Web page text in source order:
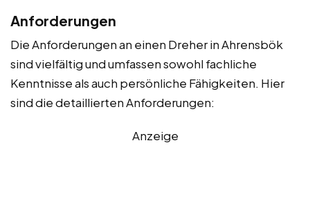
Anforderungen
Die Anforderungen an einen Dreher in Ahrensbök
sind vielfältig und umfassen sowohl fachliche
Kenntnisse als auch persönliche Fähigkeiten. Hier
sind die detaillierten Anforderungen:
Anzeige